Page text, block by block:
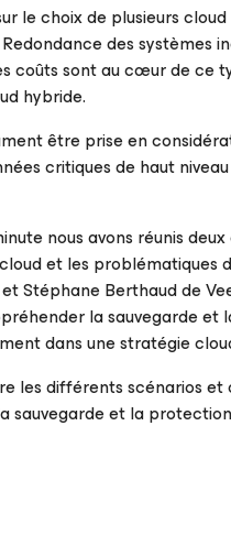
le choix de plusieurs
des systèmes
coûts sont au cœur de ce
hybride.
être prise en
critiques de haut
nous avons réunis
et les problématiques
Stéphane Berthaud de
la sauvegarde
dans une stratégie
les différents scénarios
sauvegarde et la